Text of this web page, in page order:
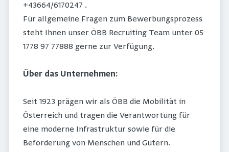
+43664/6170247 .
Für allgemeine Fragen zum Bewerbungsprozess
steht Ihnen unser ÖBB Recruiting Team unter 05
1778 97 77888 gerne zur Verfügung.
Über das Unternehmen:
Seit 1923 prägen wir als ÖBB die Mobilität in
Österreich und tragen die Verantwortung für
eine moderne Infrastruktur sowie für die
Beförderung von Menschen und Gütern.